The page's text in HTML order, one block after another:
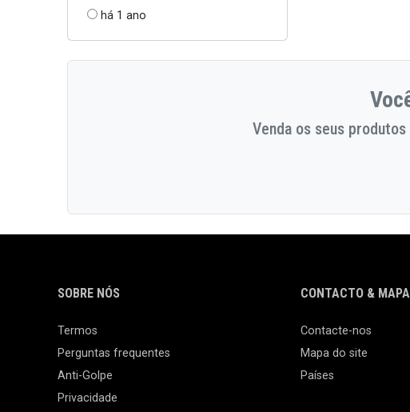
há 1 ano
Venda os seus
SOBRE NÓS
Termos
Perguntas frequentes
Anti-Golpe
Privacidade
CONTACTO &
Contacte-nos
Mapa do site
Países